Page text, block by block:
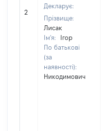
2
Декларує:
Прізвище:
Лисак
Ім'я:
Ігор
По батькові
(за
наявності):
Никодимович